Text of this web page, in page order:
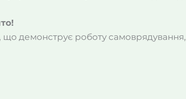
демонструє роботу самоврядування,